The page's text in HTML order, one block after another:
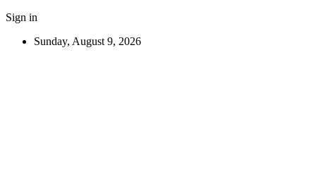
Sign in
Sunday, August 9, 2026